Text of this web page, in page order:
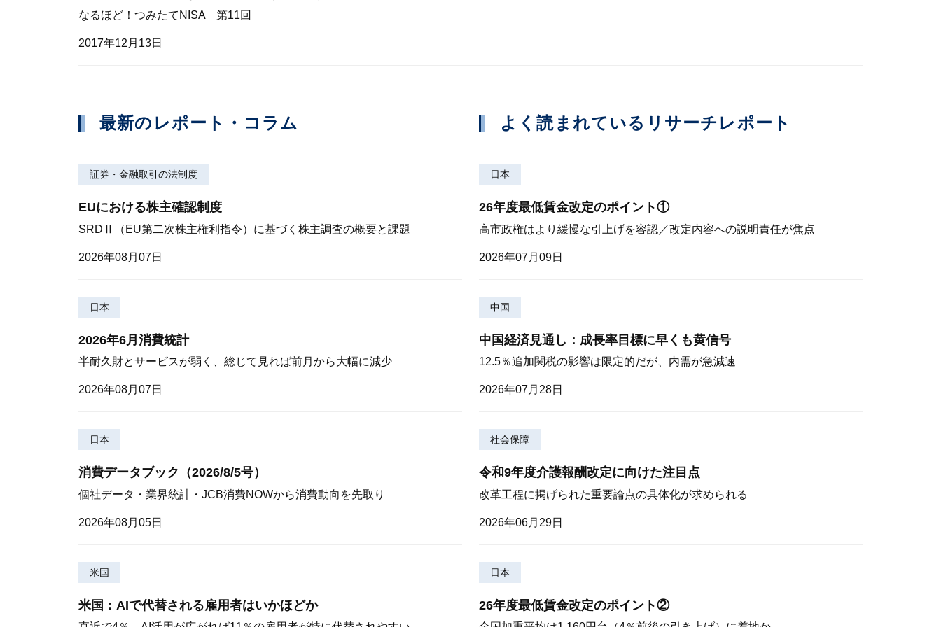
なるほど！つみたてNISA 第11回
2017年12月13日
最新のレポート・コラム
証券・金融取引の法制度
EUにおける株主確認制度
SRDⅡ（EU第二次株主権利指令）に基づく株主調査の概要と課題
2026年08月07日
日本
2026年6月消費統計
半耐久財とサービスが弱く、総じて見れば前月から大幅に減少
2026年08月07日
日本
消費データブック（2026/8/5号）
個社データ・業界統計・JCB消費NOWから消費動向を先取り
2026年08月05日
米国
米国：AIで代替される雇用者はいかほどか
よく読まれているリサーチレポート
日本
26年度最低賃金改定のポイント①
高市政権はより緩慢な引上げを容認／改定内容への説明責任が焦点
2026年07月09日
中国
中国経済見通し：成長率目標に早くも黄信号
12.5％追加関税の影響は限定的だが、内需が急減速
2026年07月28日
社会保障
令和9年度介護報酬改定に向けた注目点
改革工程に掲げられた重要論点の具体化が求められる
2026年06月29日
日本
26年度最低賃金改定のポイント②